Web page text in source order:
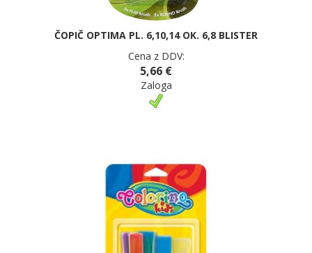
ČOPIČ OPTIMA PL. 6,10,14 OK. 6,8 BLISTER
Cena z DDV:
5,66 €
Zaloga